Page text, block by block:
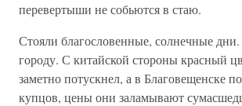
перевертыши не собьются в стаю.
Стояли благословенные, солнечные
городу. С китайской стороны красный
заметно потускнел, а в Благовещенске
купцов, цены они заламывают